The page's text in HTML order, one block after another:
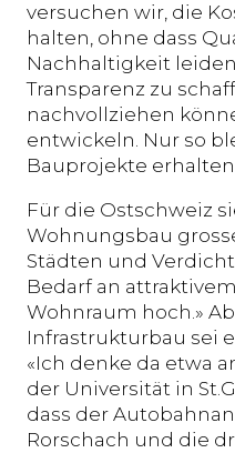
versuchen wir, die
halten, ohne dass
Nachhaltigkeit
Transparenz zu
nachvollziehen
entwickeln. Nur so
Bauprojekte
Für die Ostschweiz
Wohnungsbau
Städten und
Bedarf an
Wohnraum hoch.»
Infrastrukturbau sei
«Ich denke da etwa
der Universität in
dass der
Rorschach und die